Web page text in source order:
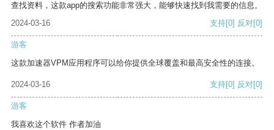
查找资料，这款app的搜索功能非常强大，能够快速找到我需要的信息。
2024-03-16
支持[0] 反对[0]
游客
这款加速器VPM应用程序可以给你提供全球覆盖和最高安全性的连接。
2024-03-16 支持[0] 反对[0]
游客
我喜欢这个软件 作者加油